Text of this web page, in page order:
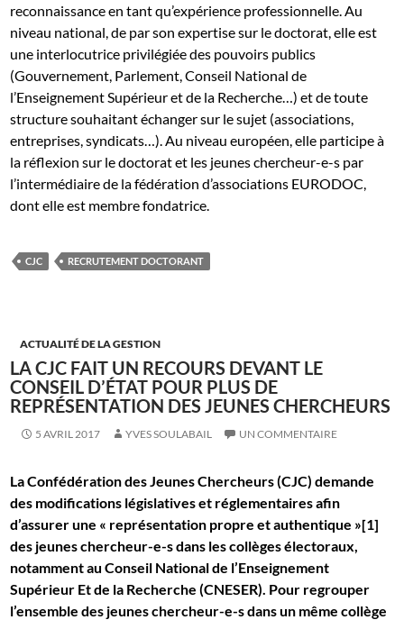
reconnaissance en tant qu’expérience professionnelle. Au
niveau national, de par son expertise sur le doctorat, elle est
une interlocutrice privilégiée des pouvoirs publics
(Gouvernement, Parlement, Conseil National de
l’Enseignement Supérieur et de la Recherche…) et de toute
structure souhaitant échanger sur le sujet (associations,
entreprises, syndicats…). Au niveau européen, elle participe à
la réflexion sur le doctorat et les jeunes chercheur-e-s par
l’intermédiaire de la fédération d’associations EURODOC,
dont elle est membre fondatrice.
CJC RECRUTEMENT DOCTORANT
ACTUALITÉ DE LA GESTION
LA CJC FAIT UN RECOURS DEVANT LE
CONSEIL D’ÉTAT POUR PLUS DE
REPRÉSENTATION DES JEUNES CHERCHEURS
5 AVRIL 2017 YVES SOULABAIL UN COMMENTAIRE
La Confédération des Jeunes Chercheurs (CJC) demande
des modifications législatives et réglementaires afin
d’assurer une « représentation propre et authentique »[1]
des jeunes chercheur-e-s dans les collèges électoraux,
notamment au Conseil National de l’Enseignement
Supérieur Et de la Recherche (CNESER). Pour regrouper
l’ensemble des jeunes chercheur-e-s dans un même collège